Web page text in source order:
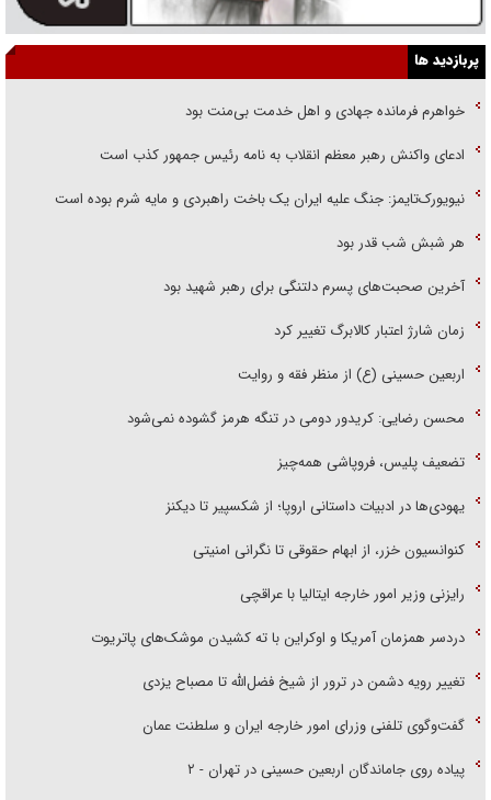
پربازدید ها
خواهرم فرمانده جهادی و اهل خدمت بی‌منت بود
ادعای واکنش رهبر معظم انقلاب به نامه رئیس جمهور کذب است
نیویورک‌تایمز: جنگ علیه ایران یک باخت راهبردی و مایه شرم بوده است
هر شبش شب قدر بود
آخرین صحبت‌های پسرم دلتنگی برای رهبر شهید بود
زمان شارژ اعتبار کالابرگ تغییر کرد
اربعین حسینی (ع) از منظر فقه و روایت
محسن رضایی: کریدور دومی در تنگه هرمز گشوده نمی‌شود
تضعیف پلیس، فروپاشی همه‌چیز
یهودی‌ها در ادبیات داستانی اروپا؛ از شکسپیر تا دیکنز
کنوانسیون خزر، از ابهام حقوقی تا نگرانی امنیتی
رایزنی وزیر امور خارجه ایتالیا با عراقچی
دردسر همزمان آمریکا و اوکراین با ته کشیدن موشک‌های پاتریوت
تغییر رویه دشمن در ترور از شیخ فضل‌الله تا مصباح یزدی
گفت‌وگوی تلفنی وزرای امور خارجه ایران و سلطنت عمان
پیاده روی جاماندگان اربعین حسینی در تهران - ۲